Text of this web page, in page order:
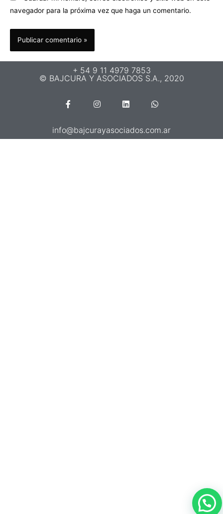
navegador para la próxima vez que haga un comentario.
+ 54 9 11 4979 7853
© BAJCURA Y ASOCIADOS S.A., 2020
info@bajcurayasociados.com.ar